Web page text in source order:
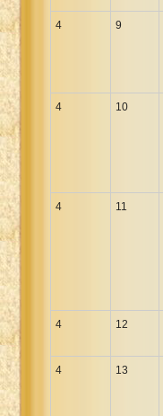
4 9
4 10
4 11
4 12
4 13